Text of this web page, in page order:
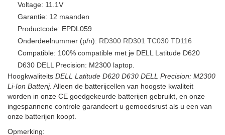
Voltage: 11.1V
Garantie: 12 maanden
Productcode: EPDL059
Onderdeelnummer (p/n): RD300 RD301 TC030 TD116
Compatible: 100% compatible met je DELL Latitude D620
D630 DELL Precision: M2300 laptop.
Hoogkwaliteits DELL Latitude D620 D630 DELL Precision: M2300
Li-Ion Batterij. Alleen de batterijcellen van hoogste kwaliteit
worden in onze CE goedgekeurde batterijen gebruikt, en onze
ingespannene controle garandeert u gemoedsrust als u een van
onze batterijen koopt.
Opmerking: